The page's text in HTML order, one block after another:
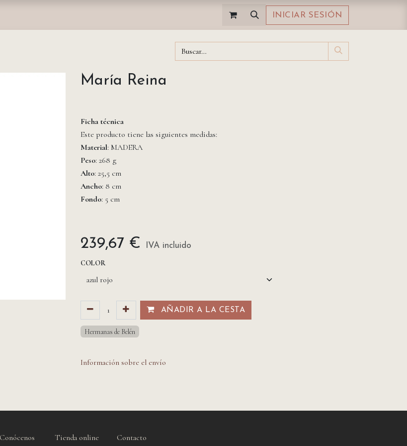
INICIAR SESIÓN
María Reina
Ficha técnica
Este producto tiene las siguientes medidas:
Material: MADERA
Peso: 268 g
Alto: 25,5 cm
Ancho: 8 cm
Fondo: 5 cm
239,67 € IVA incluido
COLOR
AÑADIR A LA CESTA​​
Hermanas de Belén
Información sobre el envío
Conócenos Tienda online
Contacto